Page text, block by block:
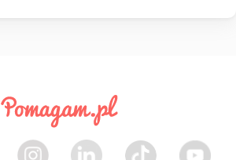
Instagram LinkedIn TikTok Youtube